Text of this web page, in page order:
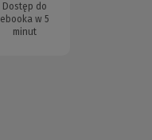
Dostęp do
ebooka w 5
minut